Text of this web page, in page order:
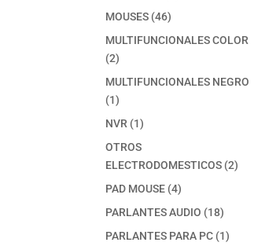
MOUSES 4646
productos
MULTIFUNCIONALES COLOR
22
productos
MULTIFUNCIONALES NEGRO
11
producto
NVR 11
producto
OTROS
ELECTRODOMESTICOS 22
PAD MOUSE 44
productos
PARLANTES AUDIO 1818
productos
PARLANTES PARA PC 11